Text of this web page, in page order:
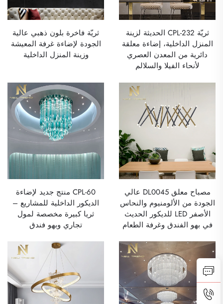
ثريّة CPL-232 الحديثة لزينة
المنزل الداخلية، إضاءة معلقة
دائرية من المعدن العصري
لأنحاء الفيلا والسلالم
ثريّة فاخرة بلون ذهبي عالية
الجودة لإضاءة غرفة المعيشة
وزينة المنزل الداخلية
مصباح معلق DL0045 عالي
الجودة من الألومنيوم والنحاس
الأصفر LED للديكور الحديث
في بهو الفندق وغرفة الطعام
CPL-60 منتج جديد لإضاءة
الديكور الداخلية للمشاريع –
ثريا كبيرة مخصصة لمول
تجاري وبهو فندق